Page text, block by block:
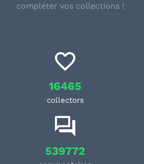
compléter vos collections !
16465
collectors
539772